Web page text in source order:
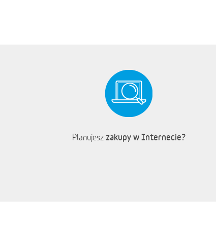
Planujesz zakupy w Internecie?